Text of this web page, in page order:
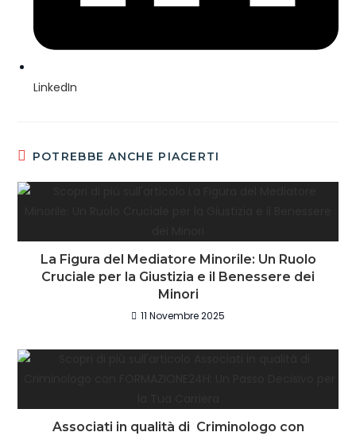
LinkedIn
POTREBBE ANCHE PIACERTI
La Figura del Mediatore Minorile: Un Ruolo
Cruciale per la Giustizia e il Benessere dei
Minori
11 Novembre 2025
Associati in qualità di Criminologo con